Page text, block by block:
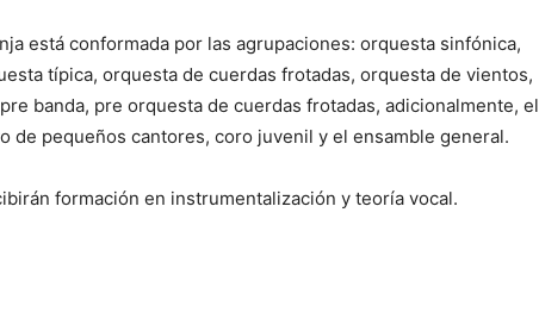
está conformada por las agrupaciones: orquesta sinfónica,
típica, orquesta de cuerdas frotadas, orquesta de vientos,
banda, pre orquesta de cuerdas frotadas, adicionalmente, el
de pequeños cantores, coro juvenil y el ensamble general.
formación en instrumentalización y teoría vocal.